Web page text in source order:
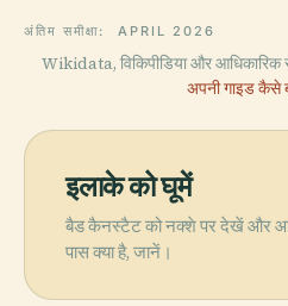
अंतिम समीक्षा: APRIL 2026
Wikidata, विकिपीडिया और आधिकारिक
अपनी गाइड कैसे
इलाके को घूमें
बैड कैनस्टैट को नक्शे पर देखें और
पास क्या है, जानें।